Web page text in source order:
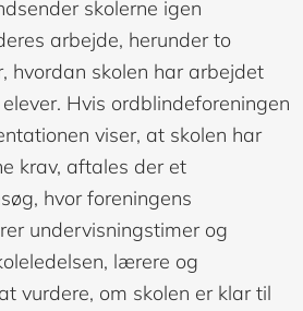
skolerne igen
arbejde, herunder to
hvordan skolen har arbejdet
Hvis ordblindeforeningen
viser, at skolen har
krav, aftales der et
hvor foreningens
undervisningstimer og
lærere og
vurdere, om skolen er klar til